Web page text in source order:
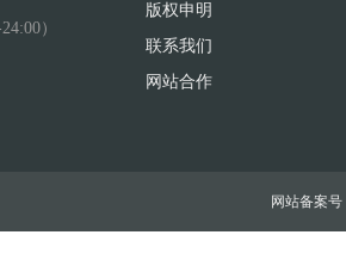
）
版权申明
联系我们
网站合作
网站备案号